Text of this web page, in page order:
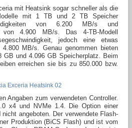
mit Heatsink sogar schneller als die
mit 1 TB und 2 TB Speicher
von 6.200 MB/s und
von 4.900 MB/s. Das 4-TB-Modell
jedoch eine etwas
4.800 MB/s. Genau genommen bieten
GB und 4.096 GB Speicherplatz. Beim
erreichen sie bis zu 850.000 bzw.
Angaben zum verwendeten Controller.
x4 und NVMe 1.4. Die Option einer
angeboten. Der verwendete Flash-
Produktion (BiCS Flash) und ist vom